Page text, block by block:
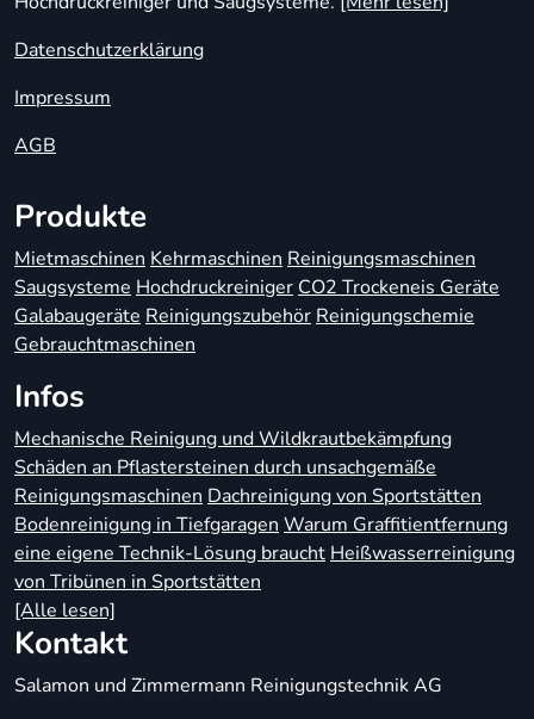
Datenschutzerklärung
Impressum
AGB
Produkte
Mietmaschinen Kehrmaschinen Reinigungsmaschinen
Saugsysteme Hochdruckreiniger CO2 Trockeneis Geräte
Galabaugeräte Reinigungszubehör Reinigungschemie
Gebrauchtmaschinen
Infos
Mechanische Reinigung und Wildkrautbekämpfung
Schäden an Pflastersteinen durch unsachgemäße
Reinigungsmaschinen Dachreinigung von Sportstätten
Bodenreinigung in Tiefgaragen Warum Graffitientfernung
eine eigene Technik-Lösung braucht Heißwasserreinigung
von Tribünen in Sportstätten
[Alle lesen]
Kontakt
Salamon und Zimmermann Reinigungstechnik AG